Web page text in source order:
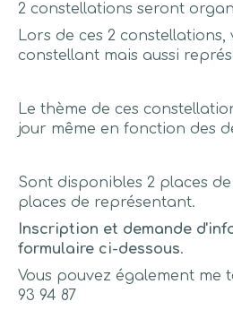
2 constellations seront
Lors de ces 2
constellant mais aussi
Le thème de ces
jour même en fonction des
Sont disponibles 2 places
places de représentant.
Inscription et demande
formulaire ci-dessous.
Vous pouvez également me
93 94 87